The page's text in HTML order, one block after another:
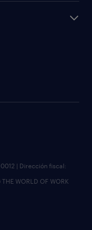
| Dirección fiscal:
WORLD OF WORK